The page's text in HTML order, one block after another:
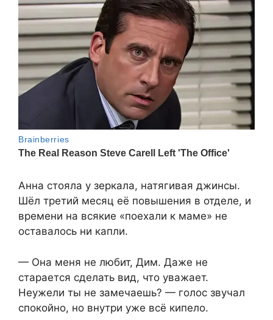
Анна стояла у зеркала, натягивая джинсы.
Шёл третий месяц её повышения в отделе, и
времени на всякие «поехали к маме» не
оставалось ни капли.
— Она меня не любит, Дим. Даже не
старается сделать вид, что уважает.
Неужели ты не замечаешь? — голос звучал
спокойно, но внутри уже всё кипело.